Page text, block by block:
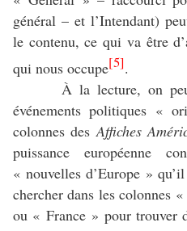
général – et l’Intendant)
le contenu, ce qui va être
qui nous occupe[5].
À la lecture, on peut
événements politiques «
colonnes desAffiches
puissance européenne
« nouvelles d’Europe »
chercher dans les colonnes
ou « France » pour trouver